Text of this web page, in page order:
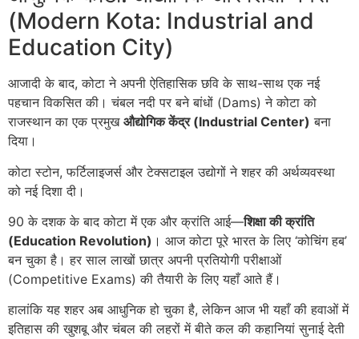
(Modern Kota: Industrial and
Education City)
आजादी के बाद, कोटा ने अपनी ऐतिहासिक छवि के साथ-साथ एक नई
पहचान विकसित की। चंबल नदी पर बने बांधों (Dams) ने कोटा को
राजस्थान का एक प्रमुख औद्योगिक केंद्र (Industrial Center) बना
दिया।
कोटा स्टोन, फर्टिलाइजर्स और टेक्सटाइल उद्योगों ने शहर की अर्थव्यवस्था
को नई दिशा दी।
90 के दशक के बाद कोटा में एक और क्रांति आई—शिक्षा की क्रांति
(Education Revolution) । आज कोटा पूरे भारत के लिए ‘कोचिंग हब’
बन चुका है। हर साल लाखों छात्र अपनी प्रतियोगी परीक्षाओं
(Competitive Exams) की तैयारी के लिए यहाँ आते हैं।
हालांकि यह शहर अब आधुनिक हो चुका है, लेकिन आज भी यहाँ की हवाओं में
इतिहास की खुशबू और चंबल की लहरों में बीते कल की कहानियां सुनाई देती